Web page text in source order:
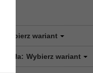
Wybierz wariant
szkła: Wybierz wariant